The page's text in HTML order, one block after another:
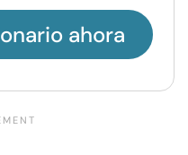
ahora